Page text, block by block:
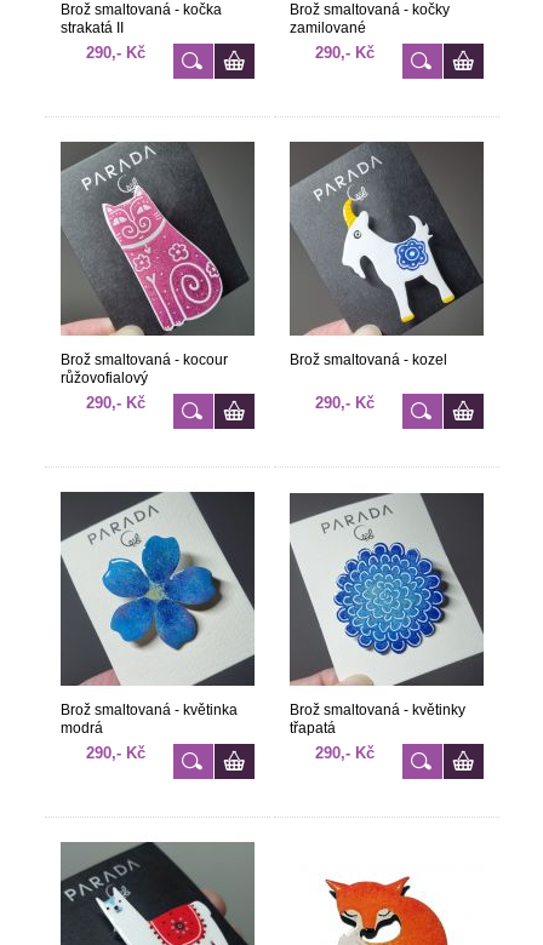
Brož smaltovaná - kočka
strakatá II
290,- Kč
Brož smaltovaná - kočky
zamilované
290,- Kč
Brož smaltovaná - kocour
růžovofialový
290,- Kč
Brož smaltovaná - kozel
290,- Kč
Brož smaltovaná - květinka
modrá
290,- Kč
Brož smaltovaná - květinky
třapatá
290,- Kč